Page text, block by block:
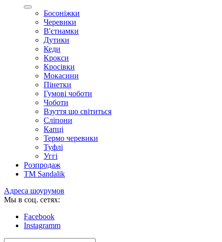
Босоніжки
Черевики
В'єтнамки
Дутики
Кеди
Крокси
Кросівки
Мокасини
Пінетки
Гумові чоботи
Чоботи
Взуття що світиться
Сліпони
Капці
Термо черевики
Туфлі
Уггі
Розпродаж
TM Sandalik
Адреса шоурумов
Мы в соц. сетях:
Facebook
Instagramm